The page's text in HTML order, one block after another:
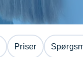
Priser